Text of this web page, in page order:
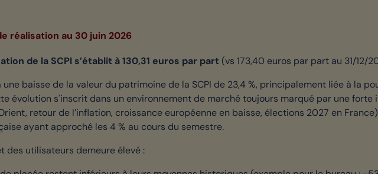
réalisation au 30 juin 2026
de la SCPI s’établit à 130,31 euros par part (vs 173,40 euros par part au 31/12/
baisse de la valeur du patrimoine de la SCPI de 23,4 %, principalement liée à la
évolution s'inscrit dans un environnement de marché toujours marqué par une
retour de l’inflation, croissance européenne en baisse, élections 2027 en
ayant approché les 4 % au cours du semestre.
des utilisateurs demeure élevé :